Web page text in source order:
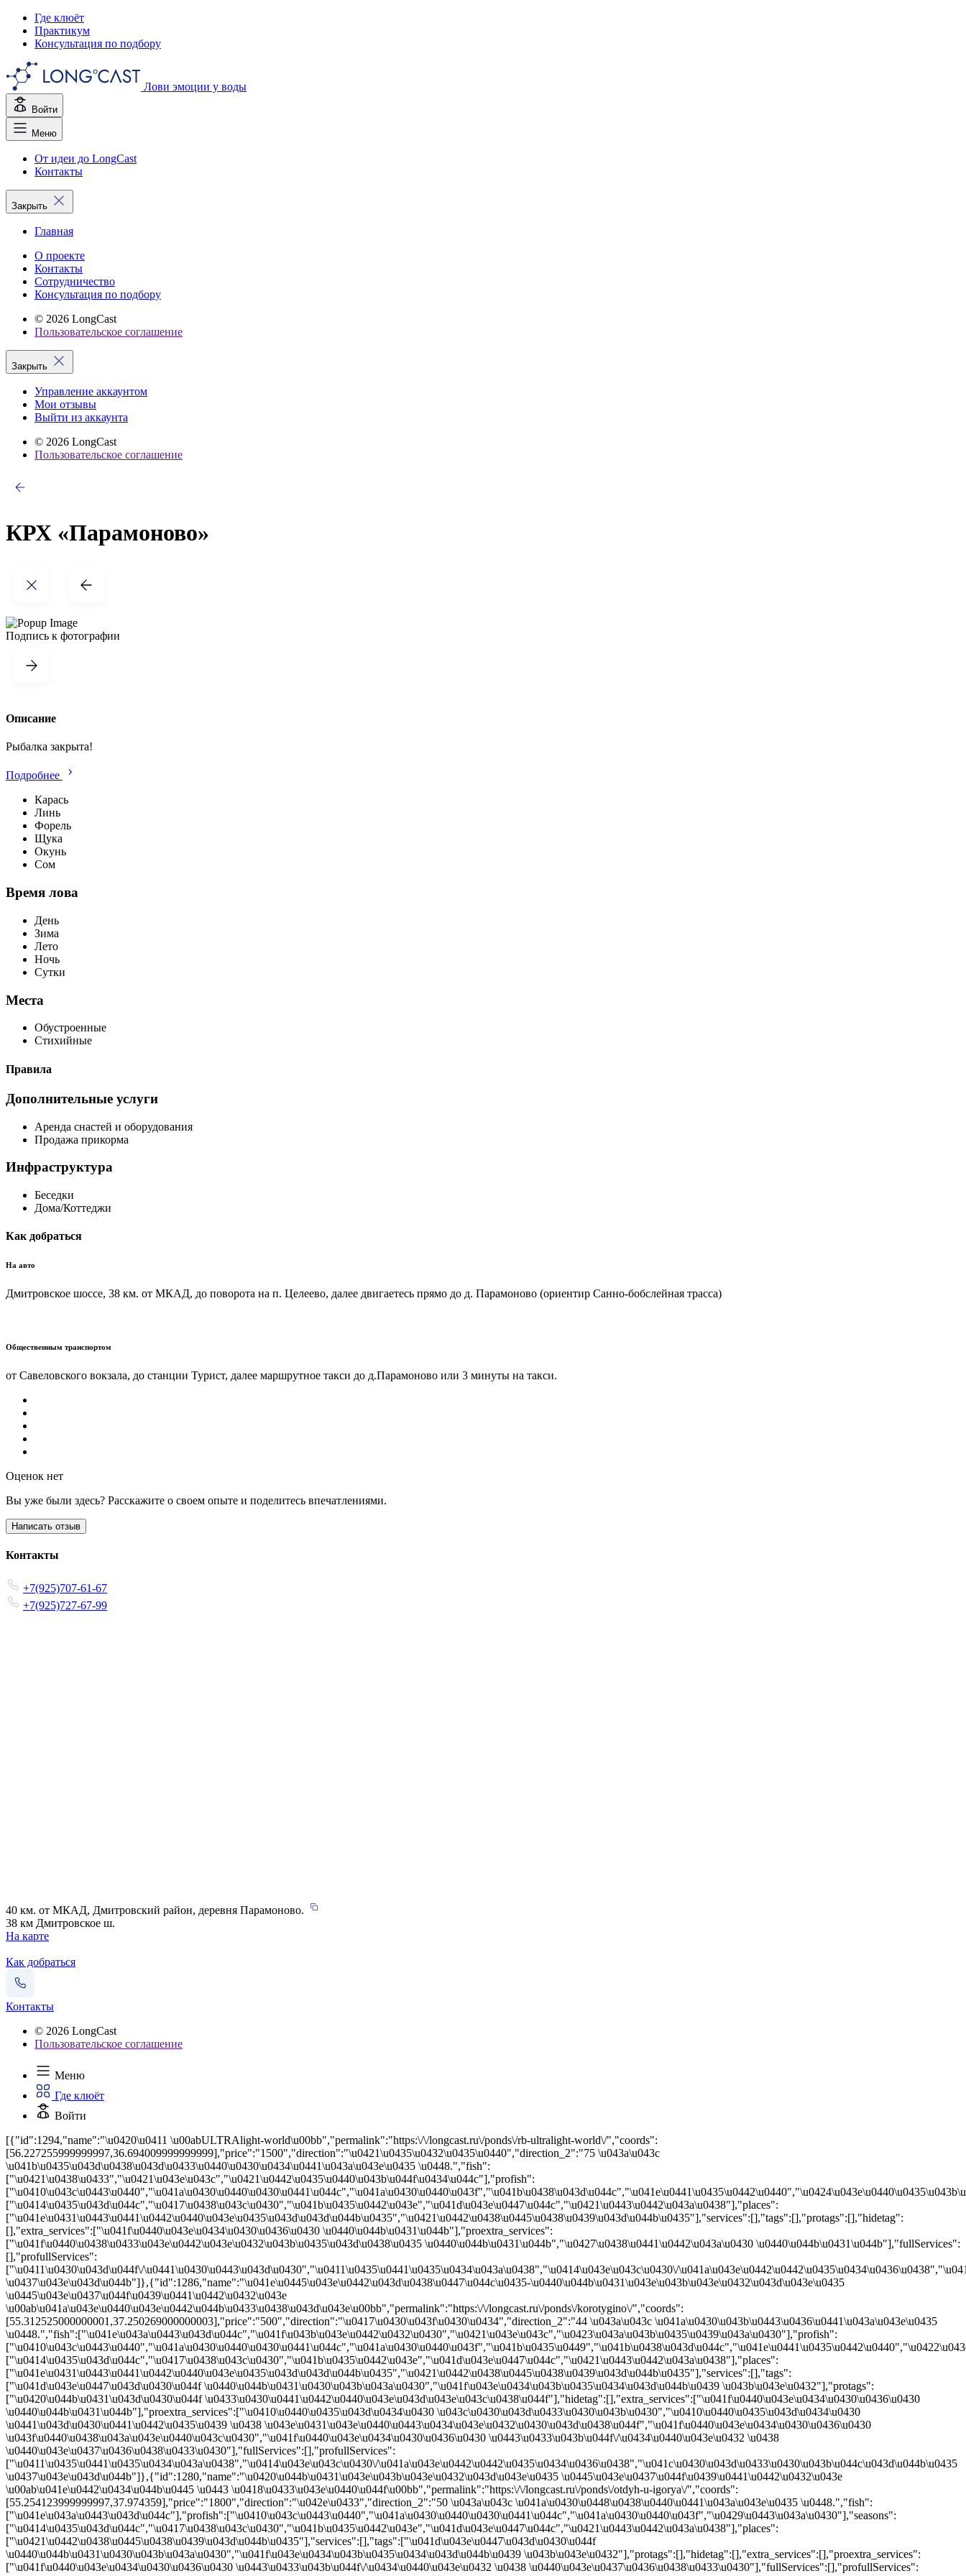
Где клюёт
Практикум
Консультация по подбору
Лови эмоции у воды
Войти
Меню
От идеи до LongCast
Контакты
Закрыть
Главная
О проекте
Контакты
Сотрудничество
Консультация по подбору
© 2026 LongCast
Пользовательское соглашение
Закрыть
Управление аккаунтом
Мои отзывы
Выйти из аккаунта
© 2026 LongCast
Пользовательское соглашение
КРХ «Парамоново»
Подпись к фотографии
Описание
Рыбалка закрыта!
Подробнее
Карась
Линь
Форель
Щука
Окунь
Сом
Время лова
День
Зима
Лето
Ночь
Сутки
Места
Обустроенные
Стихийные
Правила
Дополнительные услуги
Аренда снастей и оборудования
Продажа прикорма
Инфраструктура
Беседки
Дома/Коттеджи
Как добраться
На авто
Дмитровское шоссе, 38 км. от МКАД, до поворота на п. Целеево, далее двигаетесь прямо до д. Парамоново (ориентир Санно-бобслейная трасса)
Общественным транспортом
от Савеловского вокзала, до станции Турист, далее маршрутное такси до д.Парамоново или 3 минуты на такси.
Оценок нет
Вы уже были здесь? Расскажите о своем опыте и поделитесь впечатлениями.
Написать отзыв
Контакты
+7(925)707-61-67
+7(925)727-67-99
40 км. от МКАД, Дмитровский район, деревня Парамоново.
38 км Дмитровское ш.
На карте
Как добраться
Контакты
© 2026 LongCast
Пользовательское соглашение
Меню
Где клюёт
Войти
[{"id":1294,"name":"\u0420\u0411 \u00abULTRAlight-world\u00bb","permalink":"https:\/\/longcast.ru\/ponds\/rb-ultralight-world\/","coords":
[56.227255999999997,36.694009999999999],"price":"1500","direction":"\u0421\u0435\u0432\u0435\u0440","direction_2":"75 \u043a\u043c
\u041b\u0435\u043d\u0438\u043d\u0433\u0440\u0430\u0434\u0441\u043a\u043e\u0435 \u0448.","fish":
["\u0421\u0438\u0433","\u0421\u043e\u043c","\u0421\u0442\u0435\u0440\u043b\u044f\u0434\u044c"],"profish":
["\u0414\u0435\u043d\u044c","\u0417\u0438\u043c\u0430","\u041b\u0435\u0442\u043e","\u041d\u043e\u0447\u044c","\u0421\u0443\u0442\u043a\u0438"],"places":
["\u041e\u0431\u0443\u0441\u0442\u0440\u043e\u0435\u043d\u043d\u044b\u0435","\u0421\u0442\u0438\u0445\u0438\u0439\u043d\u044b\u0435"],"services":[],"tags":[],"protags":[],"hidetag":
[],"extra_services":["\u041f\u0440\u043e\u0434\u0430\u0436\u0430 \u0440\u044b\u0431\u044b"],"proextra_services":
["\u041f\u0440\u0438\u0433\u043e\u0442\u043e\u0432\u043b\u0435\u043d\u0438\u0435 \u0440\u044b\u0431\u044b","\u0427\u0438\u0441\u0442\u043a\u0430 \u0440\u044b\u0431\u044b"],"fullServices":
[],"profullServices":
["\u0411\u0430\u043d\u044f\/\u0441\u0430\u0443\u043d\u0430","\u0411\u0435\u0441\u0435\u0434\u043a\u0438","\u0414\u043e\u043c\u0430\/
\u0437\u043e\u043d\u044b"]},{"id":1286,"name":"\u041e\u0445\u043e\u0442\u043d\u0438\u0447\u044c\u0435-\u0440\u044b\u0431\u043e\u043b\u043e\u0432\u043d\u043e\u0435
\u0445\u043e\u0437\u044f\u0439\u0441\u0442\u0432\u043e
\u00ab\u041a\u043e\u0440\u043e\u0442\u044b\u0433\u0438\u043d\u043e\u00bb","permalink":"https:\/\/longcast.ru\/ponds\/korotygino\/","coords":
[55.312525000000001,37.250269000000003],"price":"500","direction":"\u0417\u0430\u043f\u0430\u0434","direction_2":"44 \u043a\u043c \u041a\u0430\u043b\u0443\u0436\u0441\u043a\u043e\u0435
\u0448.","fish":["\u041e\u043a\u0443\u043d\u044c","\u041f\u043b\u043e\u0442\u0432\u0430","\u0421\u043e\u043c","\u0423\u043a\u043b\u0435\u0439\u043a\u0430"],"profish":
["\u0414\u0435\u043d\u044c","\u0417\u0438\u043c\u0430","\u041b\u0435\u0442\u043e","\u041d\u043e\u0447\u044c","\u0421\u0443\u0442\u043a\u0438"],"places":
["\u041e\u0431\u0443\u0441\u0442\u0440\u043e\u0435\u043d\u043d\u044b\u0435","\u0421\u0442\u0438\u0445\u0438\u0439\u043d\u044b\u0435"],"services":[],"tags":
["\u041d\u043e\u0447\u043d\u0430\u044f \u0440\u044b\u0431\u0430\u043b\u043a\u0430","\u041f\u043e\u0434\u043b\u0435\u0434\u043d\u044b\u0439 \u043b\u043e\u0432"],"protags":
["\u0420\u044b\u0431\u043d\u0430\u044f \u0433\u0430\u0441\u0442\u0440\u043e\u043d\u043e\u043c\u0438\u044f"],"hidetag":[],"extra_services":["\u041f\u0440\u043e\u0434\u0430\u0436\u0430
\u0440\u044b\u0431\u044b"],"proextra_services":["\u0410\u0440\u0435\u043d\u0434\u0430 \u043c\u0430\u043d\u0433\u0430\u043b\u0430","\u0410\u0440\u0435\u043d\u0434\u0430
\u0441\u043d\u0430\u0441\u0442\u0435\u0439 \u0438 \u043e\u0431\u043e\u0440\u0443\u0434\u043e\u0432\u0430\u043d\u0438\u044f","\u041f\u0440\u043e\u0434\u0430\u0436\u0430
\u043f\u0440\u0438\u043a\u043e\u0440\u043c\u0430","\u041f\u0440\u043e\u0434\u0430\u0436\u0430 \u0443\u0433\u043b\u044f\/\u0434\u0440\u043e\u0432 \u0438
\u0440\u043e\u0437\u0436\u0438\u0433\u0430"],"fullServices":[],"profullServices":
["\u0411\u0435\u0441\u0435\u0434\u043a\u0438","\u0414\u043e\u043c\u0430\/\u041a\u043e\u0442\u0442\u0435\u0434\u0436\u0438","\u041c\u0430\u043d\u0433\u0430\u043b\u044c\u043d\u044b\u0435
\u0437\u043e\u043d\u044b"]},{"id":1280,"name":"\u0420\u044b\u0431\u043e\u043b\u043e\u0432\u043d\u043e\u0435 \u0445\u043e\u0437\u044f\u0439\u0441\u0442\u0432\u043e
\u00ab\u041e\u0442\u0434\u044b\u0445 \u0443 \u0418\u0433\u043e\u0440\u044f\u00bb","permalink":"https:\/\/longcast.ru\/ponds\/otdyh-u-igorya\/","coords":
[55.254123999999997,37.974359],"price":"1800","direction":"\u042e\u0433","direction_2":"50 \u043a\u043c \u041a\u0430\u0448\u0438\u0440\u0441\u043a\u043e\u0435 \u0448.","fish":
["\u041e\u043a\u0443\u043d\u044c"],"profish":["\u0410\u043c\u0443\u0440","\u041a\u0430\u0440\u0430\u0441\u044c","\u041a\u0430\u0440\u043f","\u0429\u0443\u043a\u0430"],"seasons":
["\u0414\u0435\u043d\u044c","\u0417\u0438\u043c\u0430","\u041b\u0435\u0442\u043e","\u041d\u043e\u0447\u044c","\u0421\u0443\u0442\u043a\u0438"],"places":
["\u0421\u0442\u0438\u0445\u0438\u0439\u043d\u044b\u0435"],"services":[],"tags":["\u041d\u043e\u0447\u043d\u0430\u044f
\u0440\u044b\u0431\u0430\u043b\u043a\u0430","\u041f\u043e\u0434\u043b\u0435\u0434\u043d\u044b\u0439 \u043b\u043e\u0432"],"protags":[],"hidetag":[],"extra_services":[],"proextra_services":
["\u041f\u0440\u043e\u0434\u0430\u0436\u0430 \u0443\u0433\u043b\u044f\/\u0434\u0440\u043e\u0432 \u0438 \u0440\u043e\u0437\u0436\u0438\u0433\u0430"],"fullServices":[],"profullServices":